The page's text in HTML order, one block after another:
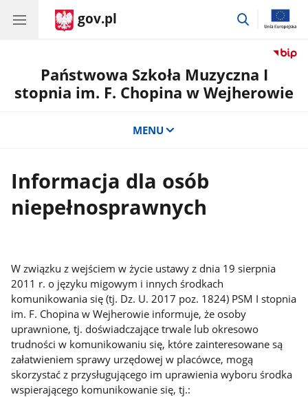
gov.pl
przejdź
Państwowa Szkoła Muzyczna I
stopnia im. F. Chopina w Wejherowie
MENU
Informacja dla osób
niepełnosprawnych
W związku z wejściem w życie ustawy z dnia 19 sierpnia
2011 r. o języku migowym i innych środkach
komunikowania się (tj. Dz. U. 2017 poz. 1824) PSM I stopnia
im. F. Chopina w Wejherowie informuje, że osoby
uprawnione, tj. doświadczające trwale lub okresowo
trudności w komunikowaniu się, które zainteresowane są
załatwieniem sprawy urzędowej w placówce, mogą
skorzystać z przysługującego im uprawienia wyboru środka
wspierającego komunikowanie się, tj.: